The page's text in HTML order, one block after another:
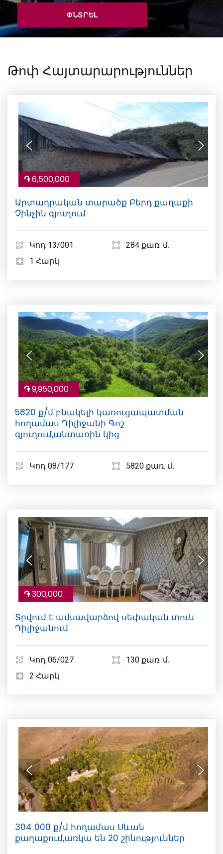
ՓՆՏՐԵԼ
Թոփ Հայտարարություններ
֏6,500,000
Արտադրական տարածք Բերդ քաղաքի
Չինչին գյուղում
Կոդ 13/001
284 քառ. մ․
1 Հարկ
֏9,950,000
5820 ք/մ բնակելի կառուցապատման
հողամաս Դիլիջանի Գոշ
գյուղում,անտառին կից
Կոդ 08/177 5820 քառ. մ․
֏300,000
Տրվում է ամսավարձով սեփական տուն
Դիլիջանում
Կոդ 06/027
130 քառ. մ․
2 Հարկ
304 000 ք/մ հողամաս Սևան
քաղաքում,առկա են 20 շինություններ